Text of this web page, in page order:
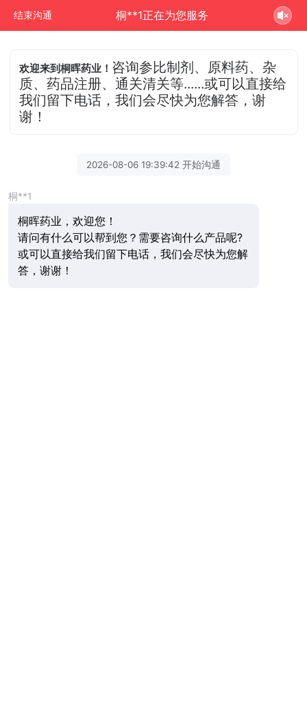
结束沟通 桐**1正在为您服务
欢迎来到桐晖药业！ 咨询参比制剂、原料药、杂
质、药品注册、通关清关等......或可以直接给
我们留下电话，我们会尽快为您解答，谢
谢！
2026-08-06 19:39:42 开始沟通
桐**1
桐晖药业，欢迎您！
请问有什么可以帮到您？需要咨询什么产品呢?
或可以直接给我们留下电话，我们会尽快为您解
答，谢谢！